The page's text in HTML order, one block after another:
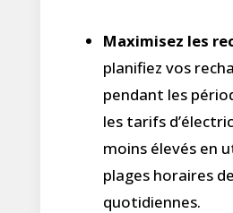
Maximisez les
planifiez vos
pendant les
les tarifs
moins élevés en
plages horaires
quotidiennes.